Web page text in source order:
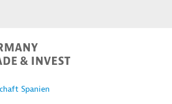
Spanien